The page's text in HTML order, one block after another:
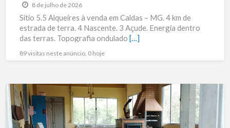
8 de julho de 2026
Sítio 5.5 Alqueires à venda em Caldas – MG. 4 km de
estrada de terra. 4 Nascente. 3 Açude. Energia dentro
das terras. Topografia ondulado […]
89 visitas neste anúncio, 0 hoje
Chácara
venda